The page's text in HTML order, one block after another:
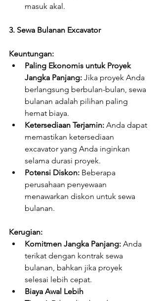
masuk akal.
3. Sewa Bulanan Excavator
Keuntungan:
Paling Ekonomis untuk Proyek
Jangka Panjang: Jika proyek Anda
berlangsung berbulan-bulan, sewa
bulanan adalah pilihan paling
hemat biaya.
Ketersediaan Terjamin: Anda dapat
memastikan ketersediaan
excavator yang Anda inginkan
selama durasi proyek.
Potensi Diskon: Beberapa
perusahaan penyewaan
menawarkan diskon untuk sewa
bulanan.
Kerugian:
Komitmen Jangka Panjang: Anda
terikat dengan kontrak sewa
bulanan, bahkan jika proyek
selesai lebih cepat.
Biaya Awal Lebih